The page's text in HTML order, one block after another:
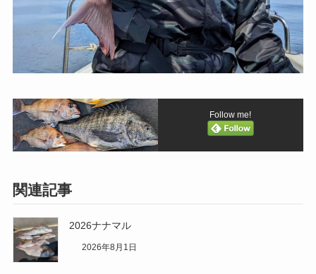
Follow me!
関連記事
2026ナナマル
2026年8月1日